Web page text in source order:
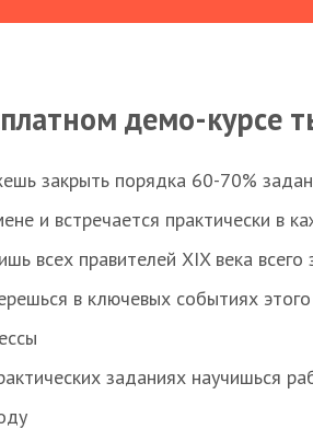
демо-курсе
закрыть порядка 60-70%
и встречается практически в
всех правителей XIX века всего
в ключевых событиях
заданиях научишься